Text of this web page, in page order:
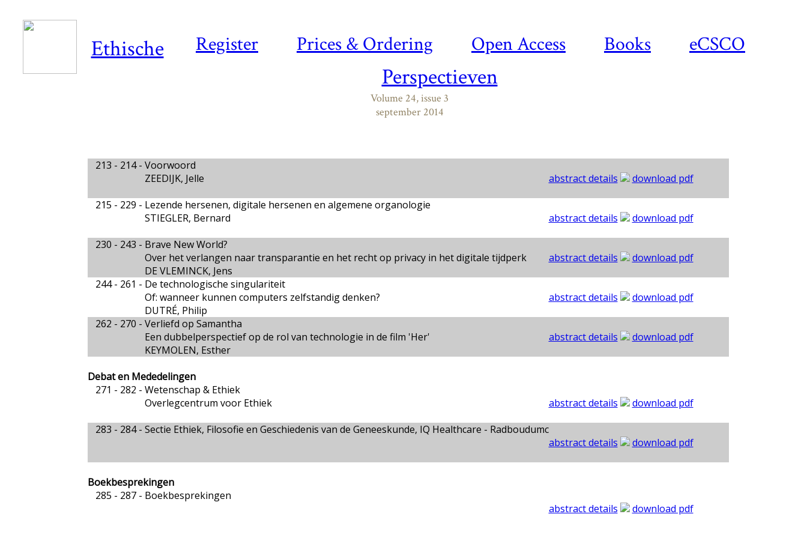
Register Prices & Ordering Open Access Books eCSCO
Ethische
Perspectieven
Volume 24, issue 3
september 2014
213 - 214 - Voorwoord
ZEEDIJK, Jelle
abstract details
download pdf
215 - 229 - Lezende hersenen, digitale hersenen en algemene organologie
STIEGLER, Bernard
abstract details
download pdf
230 - 243 - Brave New World?
Over het verlangen naar transparantie en het recht op privacy in het digitale tijdperk
DE VLEMINCK, Jens
abstract details
download pdf
244 - 261 - De technologische singulariteit
Of: wanneer kunnen computers zelfstandig denken?
DUTRÉ, Philip
abstract details
download pdf
262 - 270 - Verliefd op Samantha
Een dubbelperspectief op de rol van technologie in de film 'Her'
KEYMOLEN, Esther
abstract details download pdf
Debat en Mededelingen
271 - 282 - Wetenschap & Ethiek
Overlegcentrum voor Ethiek
abstract details
download pdf
283 - 284 - Sectie Ethiek, Filosofie en Geschiedenis van de Geneeskunde, IQ Healthcare - Radboudumc
abstract details
download pdf
Boekbesprekingen
285 - 287 - Boekbesprekingen
abstract details
download pdf